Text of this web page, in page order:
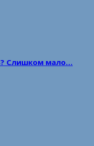
Слишком мало…